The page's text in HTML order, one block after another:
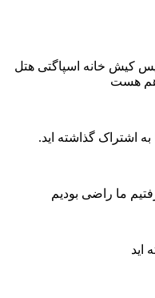
کیش خانه اسپاگتی هتل
هم هست
اشتراک گذاشته اید.
ما راضی بودیم
اید